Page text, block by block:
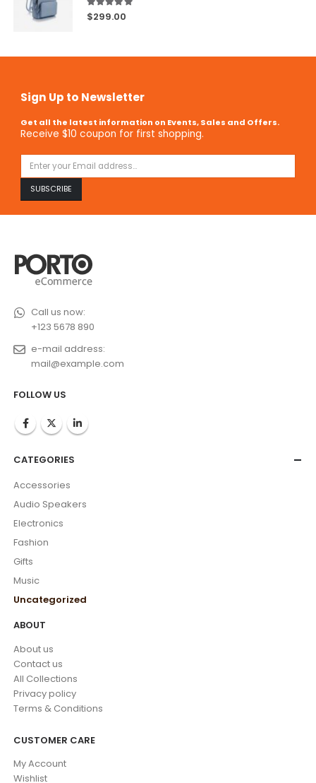
5.00out of 5
$299.00
Sign Up to Newsletter
Get all the latest information on Events, Sales and Offers.
Receive $10 coupon for first shopping.
Call us now:
+123 5678 890
e-mail address:
mail@example.com
FOLLOW US
CATEGORIES
Accessories
Audio Speakers
Electronics
Fashion
Gifts
Music
Uncategorized
ABOUT
About us
Contact us
All Collections
Privacy policy
Terms & Conditions
CUSTOMER CARE
My Account
Wishlist